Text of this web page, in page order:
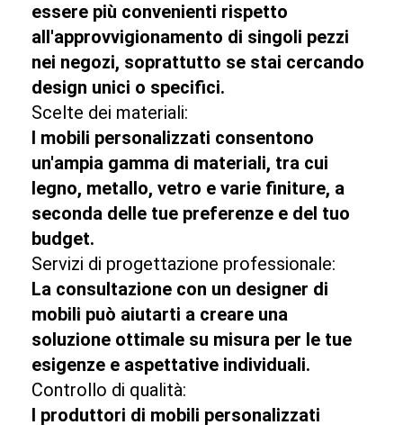
essere più convenienti rispetto
all'approvvigionamento di singoli pezzi
nei negozi, soprattutto se stai cercando
design unici o specifici.
Scelte dei materiali:
I mobili personalizzati consentono
un'ampia gamma di materiali, tra cui
legno, metallo, vetro e varie finiture, a
seconda delle tue preferenze e del tuo
budget.
Servizi di progettazione professionale:
La consultazione con un designer di
mobili può aiutarti a creare una
soluzione ottimale su misura per le tue
esigenze e aspettative individuali.
Controllo di qualità:
I produttori di mobili personalizzati